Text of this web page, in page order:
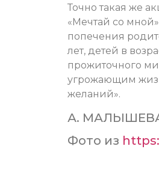
Точно такая же
«Мечтай со
попечения
лет, детей в
прожиточного
угрожающим
желаний».
А.
Фото из